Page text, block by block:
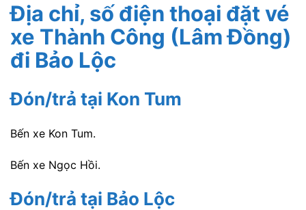
Địa chỉ, số điện thoại đặt vé
xe Thành Công (Lâm Đồng)
đi Bảo Lộc
Đón/trả tại Kon Tum
Bến xe Kon Tum.
Bến xe Ngọc Hồi.
Đón/trả tại Bảo Lộc